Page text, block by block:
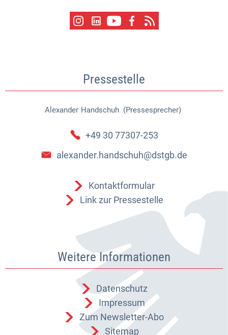
Pressestelle
Alexander Handschuh (Pressesprecher)
Alexander Handschuh
+49 30 77307-253
alexander.handschuh@dstgb.de
Kontaktformular
Link zur Pressestelle
Weitere Informationen
Datenschutz
Impressum
Zum Newsletter-Abo
Sitemap